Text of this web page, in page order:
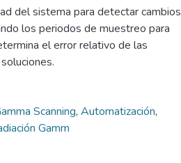
del sistema para detectar cambios
los periodos de muestreo para
el error relativo de las
Scanning, Automatización,
Gamm